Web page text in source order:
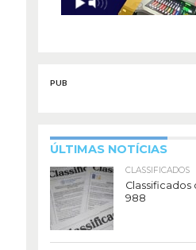
PUB
ÚLTIMAS NOTÍCIAS
CLASSIFICADOS
Classificados
988